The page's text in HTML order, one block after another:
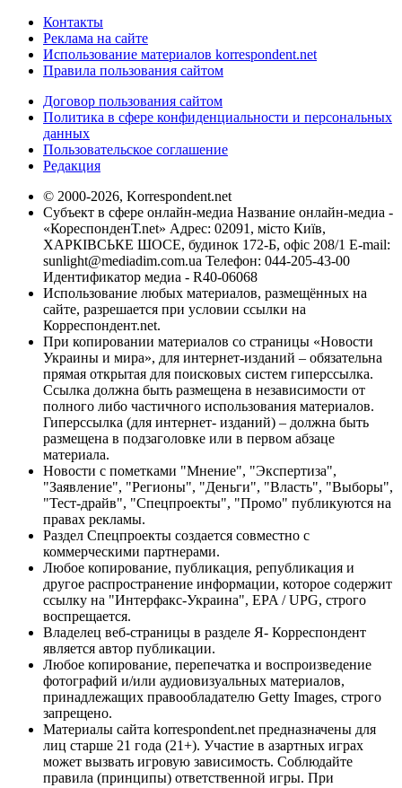
Контакты
Реклама на сайте
Использование материалов korrespondent.net
Правила пользования сайтом
Договор пользования сайтом
Политика в сфере конфиденциальности и персональных
данных
Пользовательское соглашение
Редакция
© 2000-2026, Korrespondent.net
Субъект в сфере онлайн-медиа Название онлайн-медиа -
«КореспонденТ.net» Адрес: 02091, місто Київ,
ХАРКІВСЬКЕ ШОСЕ, будинок 172-Б, офіс 208/1 E-mail:
sunlight@mediadim.com.ua Телефон: 044-205-43-00
Идентификатор медиа - R40-06068
Использование любых материалов, размещённых на
сайте, разрешается при условии ссылки на
Корреспондент.net.
При копировании материалов со страницы «Новости
Украины и мира», для интернет-изданий – обязательна
прямая открытая для поисковых систем гиперссылка.
Ссылка должна быть размещена в независимости от
полного либо частичного использования материалов.
Гиперссылка (для интернет- изданий) – должна быть
размещена в подзаголовке или в первом абзаце
материала.
Новости с пометками "Мнение", "Экспертиза",
"Заявление", "Регионы", "Деньги", "Власть", "Выборы",
"Тест-драйв", "Спецпроекты", "Промо" публикуются на
правах рекламы.
Раздел Спецпроекты создается совместно с
коммерческими партнерами.
Любое копирование, публикация, републикация и
другое распространение информации, которое содержит
ссылку на "Интерфакс-Украина", EPA / UPG, строго
воспрещается.
Владелец веб-страницы в разделе Я- Корреспондент
является автор публикации.
Любое копирование, перепечатка и воспроизведение
фотографий и/или аудиовизуальных материалов,
принадлежащих правообладателю Getty Images, строго
запрещено.
Материалы сайта korrespondent.net предназначены для
лиц старше 21 года (21+). Участие в азартных играх
может вызвать игровую зависимость. Соблюдайте
правила (принципы) ответственной игры. При